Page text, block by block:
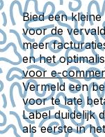
Bied een
voor de
meer
en het
voor e-
Vermeld een
voor te late
Label duidelijk
als eerste in